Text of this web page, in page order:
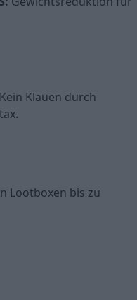
Kein Klauen durch
Lootboxen bis zu